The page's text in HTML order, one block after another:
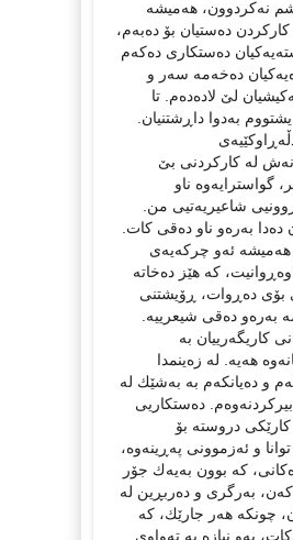
نەكردوون، هەمیشە
دەستیان بۆ دەبەم،
دەستكاری دەكەم
دەخەمە سەر و
لێ لادەدەم. تا
بەدوا داڕشتنیان.
لە كاركردنی بێ
گواسترایەوە ناو
شاعیریەتیی من.
دەدا بەرەو ناو دەقی كات.
ئەو چركەیەی
كە هێز دەخاتە
بۆی دەڕوات، ڕۆیشتنی
بەرەو دەقی شیعرییە.
كاریگەرییان بە
هەیە. لە زەینمدا
و دەیانكەم بە بەشێك لە
بیركردنەوەم. دەستكاریی
دروستە بۆ
و ئەزموونی پەڕینەوە،
كە بوون بەیەك جۆر
بەرگری و دەربڕین لە
چونكە هەر جارێك، كە
بەو نیازە بە تەواوی